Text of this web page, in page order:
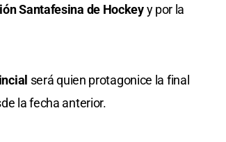
Santafesina de Hockeyy por la
será quien protagonice la final
la fecha anterior.